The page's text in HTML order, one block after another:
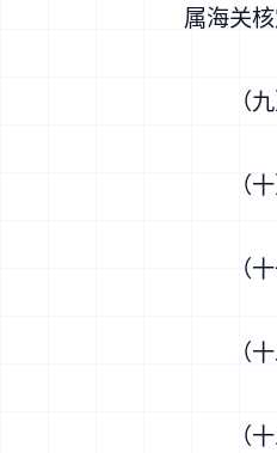
属海关
（九）
（十）
（十
（十
（十三